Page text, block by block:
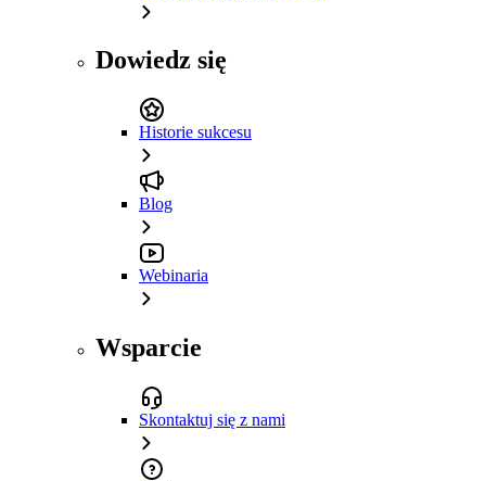
Dowiedz się
Historie sukcesu
Blog
Webinaria
Wsparcie
Skontaktuj się z nami